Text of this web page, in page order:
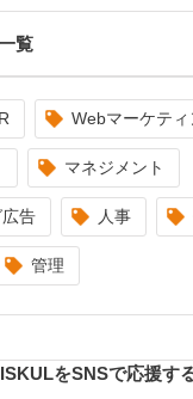
覧
Webマーケティ
マネジメント
告 人事
管理
をSNSで応援す